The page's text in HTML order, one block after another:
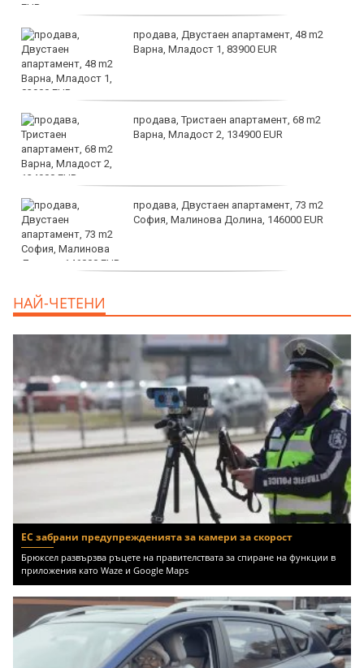
продава, Двустаен апартамент, 48 m2
Варна, Младост 1, 83900 EUR
продава, Тристаен апартамент, 68 m2
Варна, Младост 2, 134900 EUR
продава, Двустаен апартамент, 73 m2
София, Малинова Долина, 146000 EUR
НАЙ-ЧЕТЕНИ
ЕС забрани предупрежденията за камери за скорост
Брюксел развързва ръцете на правителствата за спиране на функции в
приложения като Waze и Google Maps